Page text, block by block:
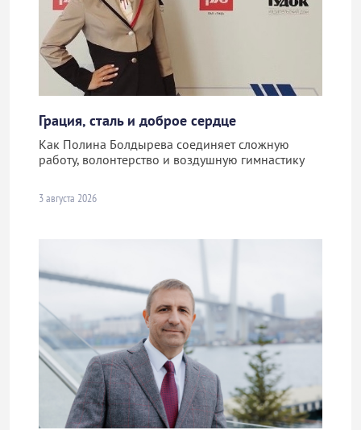
Грация, сталь и доброе сердце
Как Полина Болдырева соединяет сложную
работу, волонтерство и воздушную гимнастику
3 августа 2026